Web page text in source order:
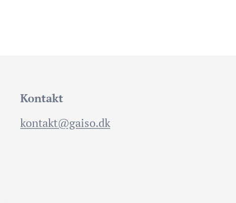
Kontakt
kontakt@gaiso.dk